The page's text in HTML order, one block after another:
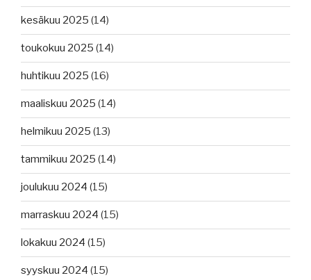
kesäkuu 2025 (14)
toukokuu 2025 (14)
huhtikuu 2025 (16)
maaliskuu 2025 (14)
helmikuu 2025 (13)
tammikuu 2025 (14)
joulukuu 2024 (15)
marraskuu 2024 (15)
lokakuu 2024 (15)
syyskuu 2024 (15)